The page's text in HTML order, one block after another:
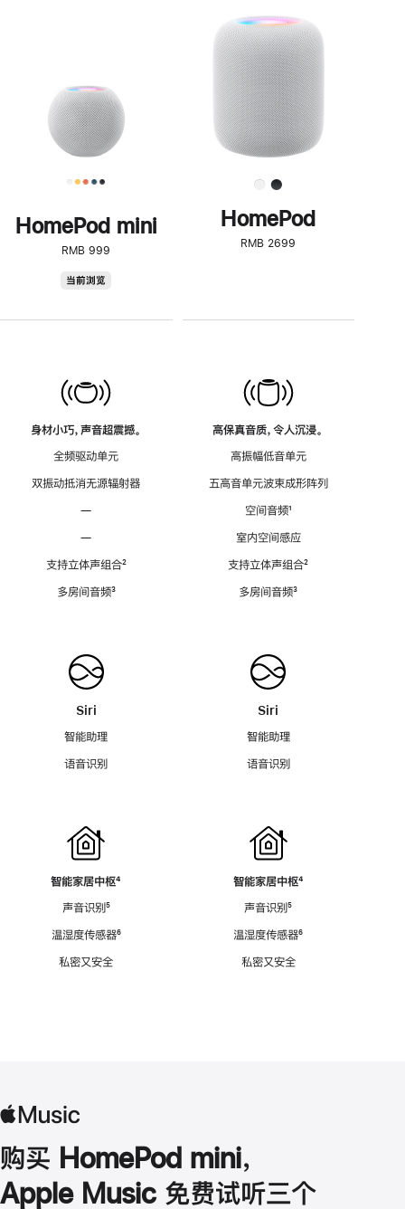
HomePod mini
RMB 999
当前浏览
身材小巧，声音超震撼。
全频驱动单元
双振动抵消无源辐射器
—
—
支持立体声组合脚
²
多房间音频脚
³
Siri
智能助理
语音识别
智能家居中枢脚
⁴
声音识别脚
⁵
温湿度传感器脚
⁶
私密又安全
步
了
解
HomePod<
HomePod
RMB 2699
高保真音质，令人沉浸。
高振幅低音单元
五高音单元波束成形阵列
空间音频脚
¹
室内空间感应
支持立体声组合脚
²
多房间音频脚
³
Siri
智能助理
语音识别
智能家居中枢脚
⁴
声音识别脚
⁵
温湿度传感器脚
⁶
私密又安全
购买 HomePod mini，
Apple Music 免费试听三个